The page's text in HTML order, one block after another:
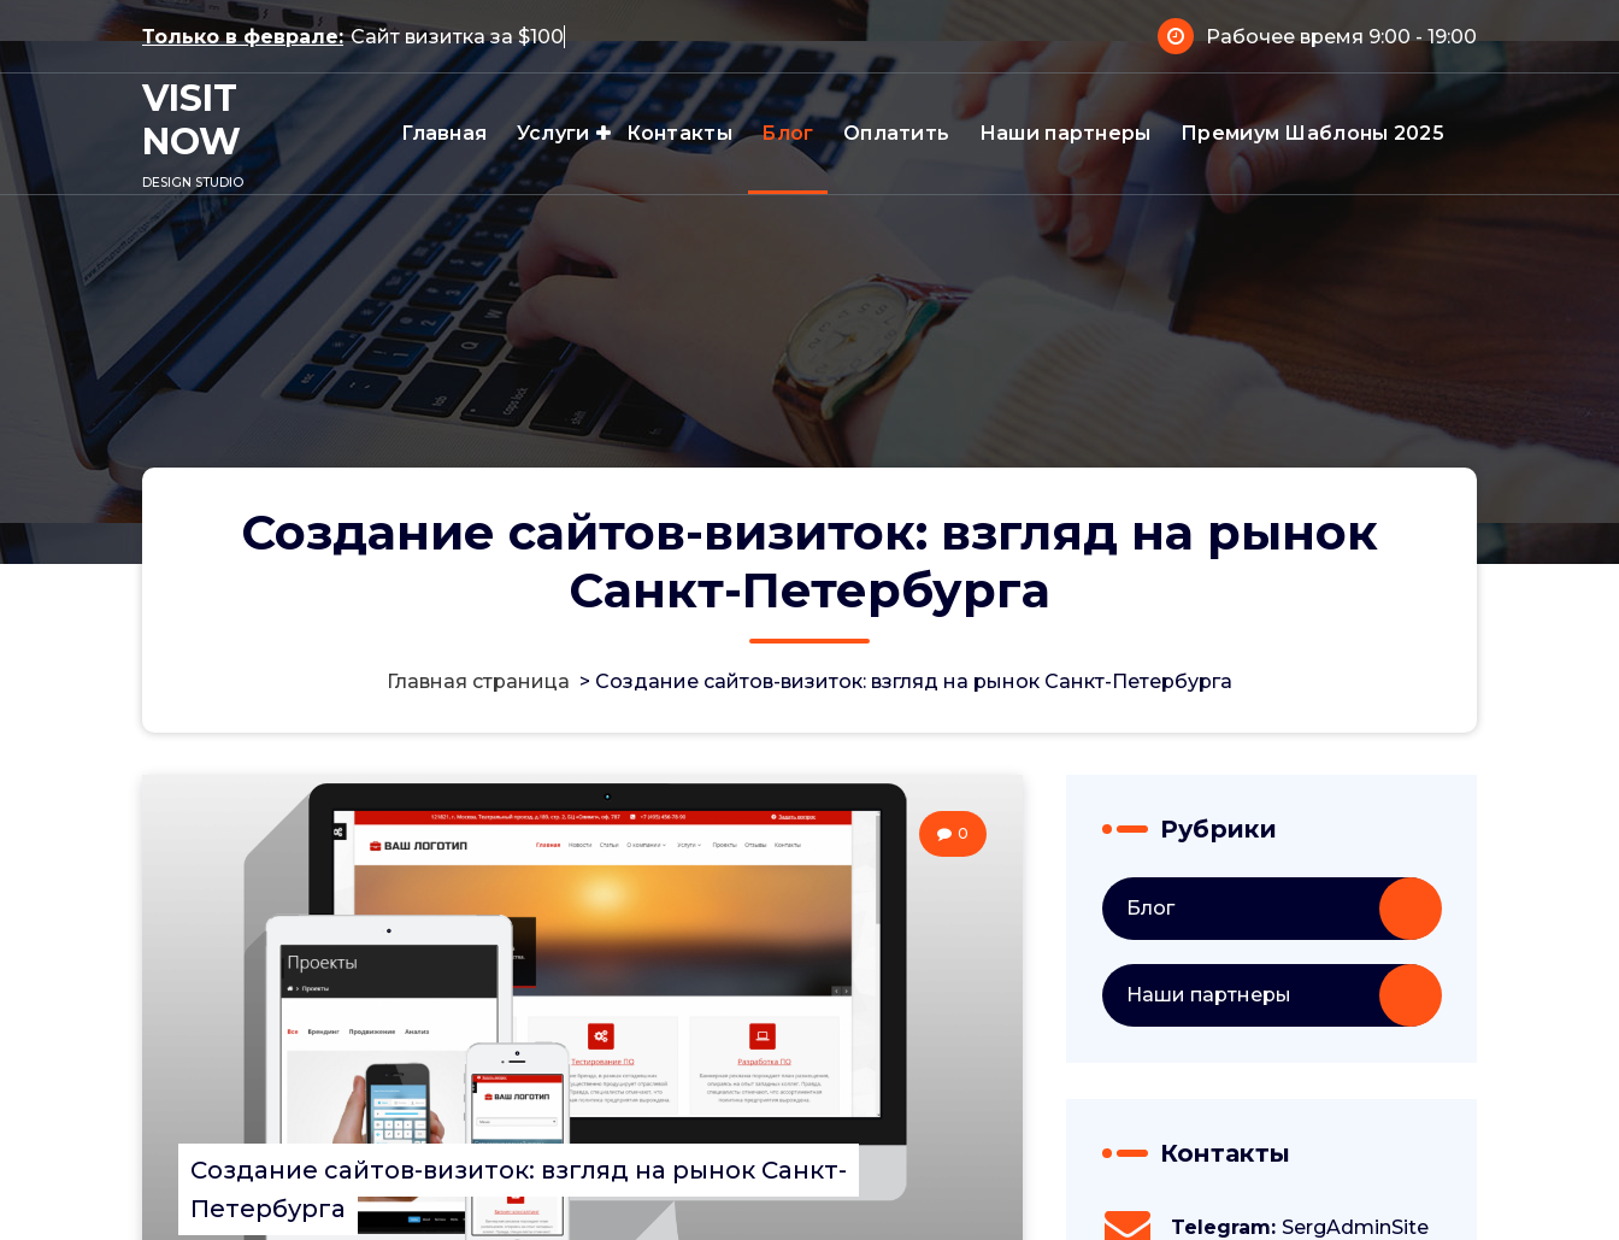
к
содержимому
Только в феврале: Сайт визитка з Рабочее время 9:00 - 19:00
VISIT
NOW
DESIGN STUDIO
Главная Услуги Контакты Блог Оплатить Наши партнеры Премиум Шаблоны 2025
Создание сайтов-визиток: взгляд на рынок
Санкт-Петербурга
Главная страница > Создание сайтов-визиток: взгляд на рынок Санкт-Петербурга
Создание сайтов-визиток: взгляд на рынок Санкт-
Петербурга
0 Рубрики
Блог
Наши партнеры
Контакты
Telegram: SergAdminSite